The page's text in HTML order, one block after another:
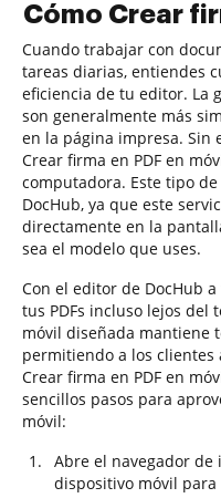
Cómo Crear
Cuando trabajar con
tareas diarias, entiendes
eficiencia de tu editor. La
son generalmente más
en la página impresa. Sin
Crear firma en PDF en
computadora. Este tipo
DocHub, ya que este
directamente en la
sea el modelo que uses.
Con el editor de DocHub
tus PDFs incluso lejos del
móvil diseñada mantiene
permitiendo a los
Crear firma en PDF en
sencillos pasos para
móvil:
Abre el navegador
dispositivo móvil para